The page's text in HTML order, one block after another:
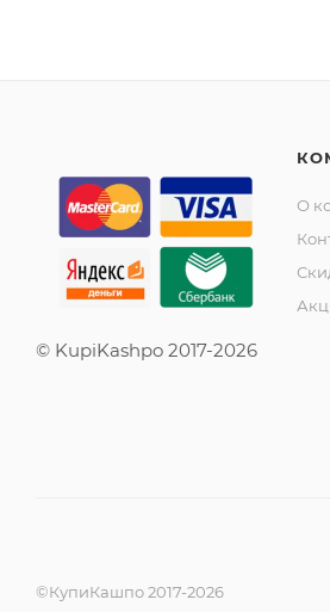
© KupiKashpo 2017-2026
О
©КупиКашпо 2017-2026